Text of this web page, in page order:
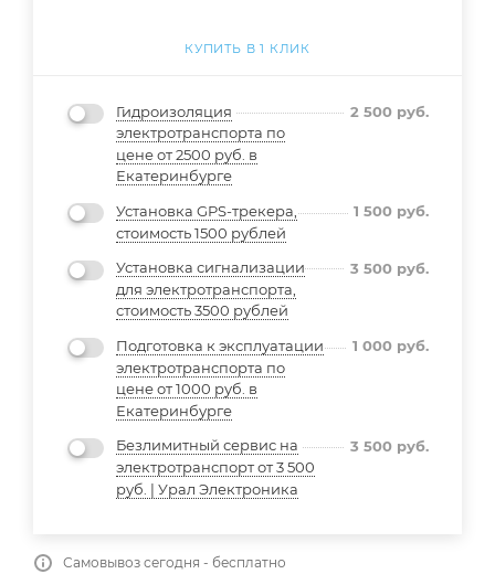
КУПИТЬ В 1 КЛИК
Гидроизоляция
электротранспорта по
цене от 2500 руб. в
Екатеринбурге
2 500 руб.
Установка GPS-трекера,
стоимость 1500 рублей
1 500 руб.
Установка сигнализации
для электротранспорта,
стоимость 3500 рублей
3 500 руб.
Подготовка к эксплуатации
электротранспорта по
цене от 1000 руб. в
Екатеринбурге
1 000 руб.
Безлимитный сервис на
электротранспорт от 3 500
руб. | Урал Электроника
3 500 руб.
Самовывоз сегодня - бесплатно